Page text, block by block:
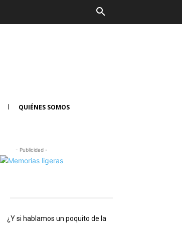
QUIÉNES SOMOS
- Publicidad -
¿Y si hablamos un poquito de la